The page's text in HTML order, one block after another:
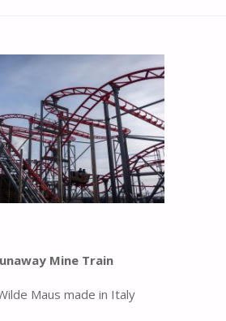
Mine Train
Maus made in Italy